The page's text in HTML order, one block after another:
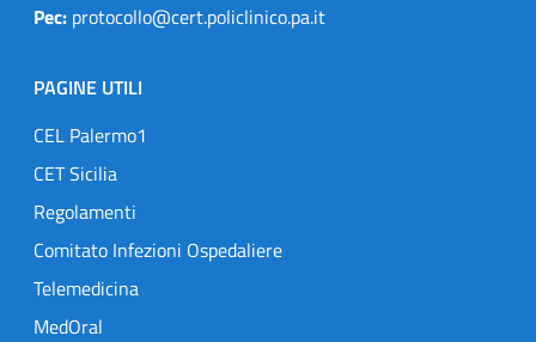
Pec: protocollo@cert.policlinico.pa.it
PAGINE UTILI
CEL Palermo1
CET Sicilia
Regolamenti
Comitato Infezioni Ospedaliere
Telemedicina
MedOral